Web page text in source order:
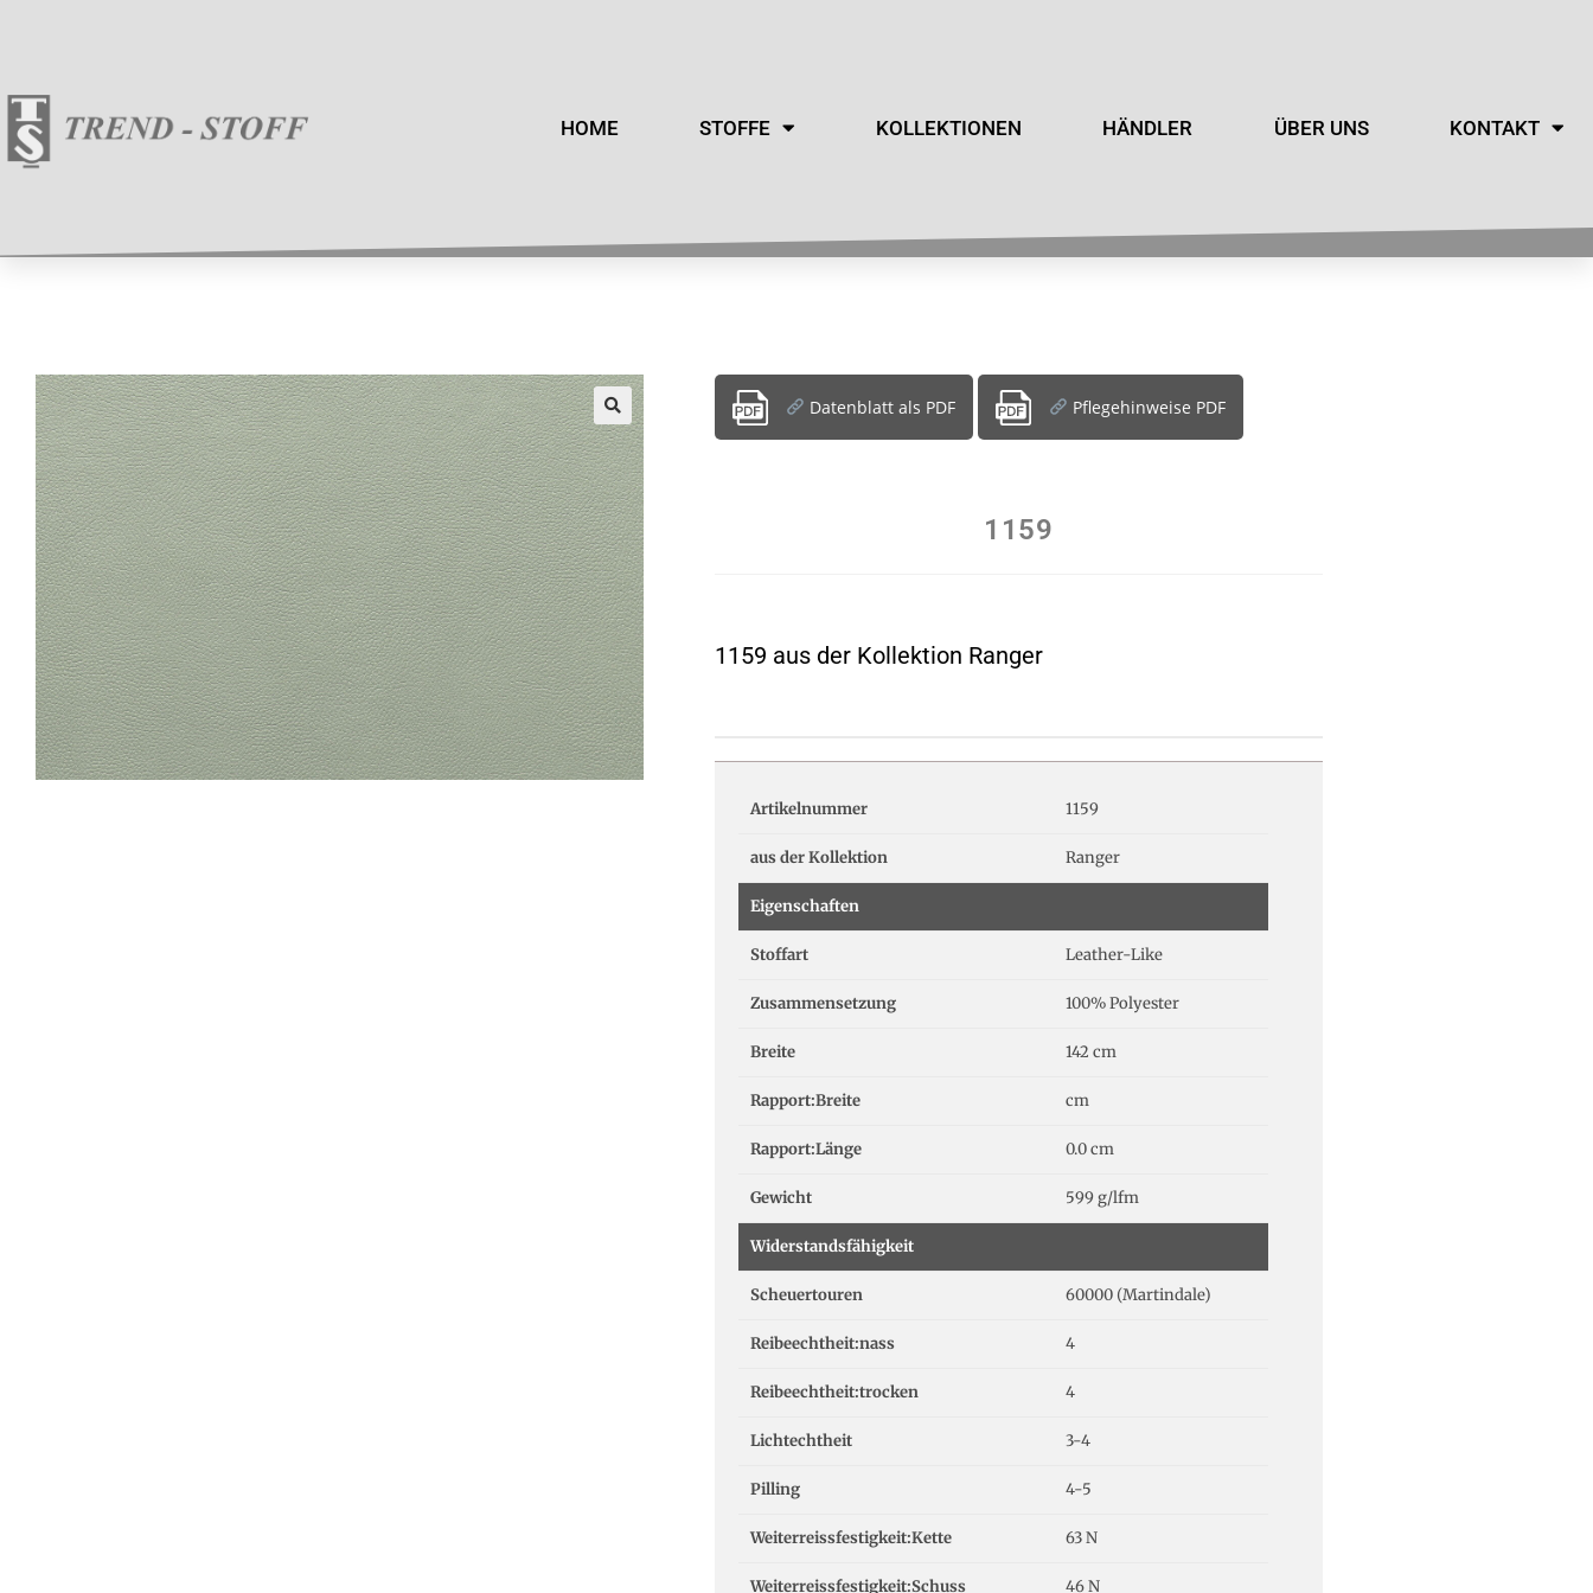
HOME STOFFE KOLLEKTIONEN HÄNDLER ÜBER UNS KONTAKT
Datenblatt als PDF Pflegehinweise PDF
1159
1159 aus der Kollektion Ranger
Artikelnummer 1159
aus der Kollektion Ranger
Eigenschaften
Stoffart Leather-Like
Zusammensetzung 100% Polyester
Breite 142 cm
Rapport:Breite cm
Rapport:Länge 0.0 cm
Gewicht 599 g/lfm
Widerstandsfähigkeit
Scheuertouren 60000 (Martindale)
Reibeechtheit:nass 4
Reibeechtheit:trocken 4
Lichtechtheit 3-4
Pilling 4-5
Weiterreissfestigkeit:Kette 63 N
Weiterreissfestigkeit:Schuss 46 N